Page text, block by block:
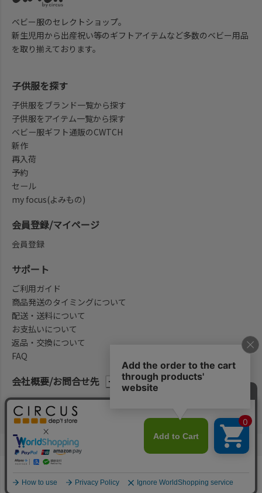
ベビー服のセレクトショップ。
新生児用から出産祝い等のギフトアイテムなど多数のベビー用品
を取り揃えております。
会社概要/お問合せ先
子供服を探す
子供服をブランド一覧から探す
子供服をアイテム一覧から探す
ベビー服ギフト通販のCWTCH
新作
再入荷
予約
セール
my focus(よみもの)
会員登録/マイページ
会員登録
サポート
ご利用ガイド
商品発送のタイミングについて
配送・送料について
お支払いについて
返品・交換について
FAQ
法律に基づく表示 プライバシーポリシー
©2004-2026 子供服・キッズ服の通販Circus All Rights reserved.
何かお探しですか？